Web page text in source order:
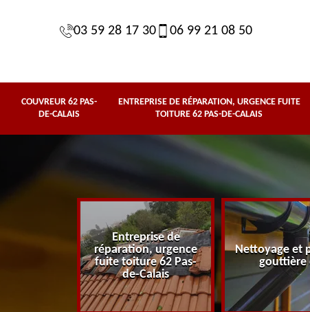
03 59 28 17 30 06 99 21 08 50
COUVREUR 62 PAS-
DE-CALAIS
ENTREPRISE DE RÉPARATION, URGENCE FUITE
TOITURE 62 PAS-DE-CALAIS
Entreprise de
réparation, urgence
fuite toiture 62 Pas-
de-Calais
Nettoyage et
gouttière